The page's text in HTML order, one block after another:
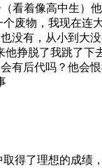
看着像高中生）
废物，我现在连
没有，从小到大
他挣脱了我跳了
有后代吗？他
得了理想的成绩